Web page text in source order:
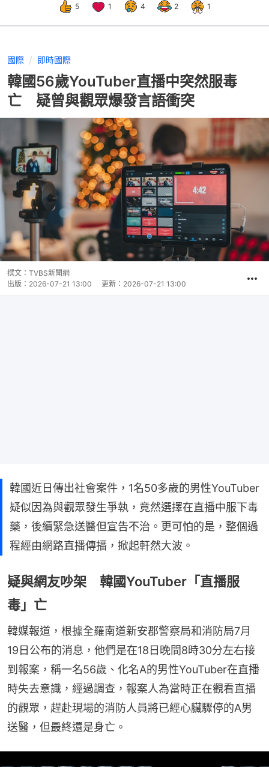
5 1 4 2 1
國際 即時國際
韓國56歲YouTuber直播中突然服毒
亡 疑曾與觀眾爆發言語衝突
撰文： TVBS新聞網
出版： 2026-07-21 13:00 更新： 2026-07-21 13:00
韓國近日傳出社會案件，1名50多歲的男性YouTuber
疑似因為與觀眾發生爭執，竟然選擇在直播中服下毒
藥，後續緊急送醫但宣告不治。更可怕的是，整個過
程經由網路直播傳播，掀起軒然大波。
疑與網友吵架 韓國YouTuber「直播服
毒」亡
韓媒報道，根據全羅南道新安郡警察局和消防局7月
19日公布的消息，他們是在18日晚間8時30分左右接
到報案，稱一名56歲、化名A的男性YouTuber在直播
時失去意識，經過調查，報案人為當時正在觀看直播
的觀眾，趕赴現場的消防人員將已經心臟驟停的A男
送醫，但最終還是身亡。